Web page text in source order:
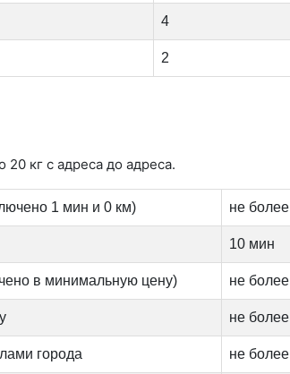
4
2
20 кг с адреса до адреса.
1 мин и 0 км) не
10 мин
в минимальную цену) не
не
города не